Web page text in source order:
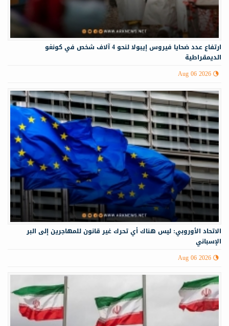
ارتفاع عدد ضحايا فيروس إيبولا لنحو 4 آلاف شخص في كونغو
الديمقراطية
Aug 06 2026
الاتحاد الأوروبي: ليس هناك أي تحرك غير قانون للمهاجرين إلى البر
الإسباني
Aug 06 2026